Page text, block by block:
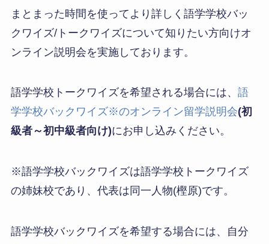
まとまった時間を使ってより詳しく語学学校バッ
クワイズ/トークワイズについて知りたい方向けオ
ンライン説明会を実施しております。
語学学校トークワイズを希望される場合には、 語
学学校バックワイズ※のオンライン留学説明会(初
級者～初中級者向け)にお申し込みください。
※語学学校バックワイズは語学学校トークワイズ
の姉妹校であり、代表は同一人物(樫原)です。
語学学校バックワイズを希望する場合には、自分